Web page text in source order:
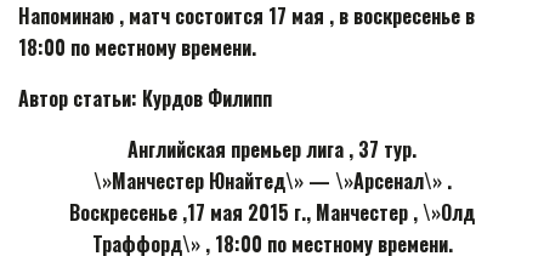
Напоминаю , матч состоится 17 мая , в воскресенье в
18:00 по местному времени.
Автор статьи: Курдов Филипп
Английская премьер лига , 37 тур.
\»Манчестер Юнайтед\» — \»Арсенал\» .
Воскресенье ,17 мая 2015 г., Манчестер , \»Олд
Траффорд\» , 18:00 по местному времени.